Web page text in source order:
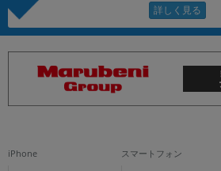
iPhone スマートフォン